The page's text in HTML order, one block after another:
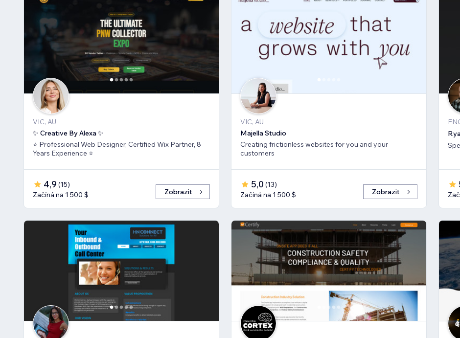
VIC, AU
✨ Creative By Alexa ✨
⭐ Professional Web Designer, Certified Wix Partner, 8
Years Experience ⭐
4,9 (15)
Začíná na 1 500 $
Zobrazit
VIC, AU
Majella Studio
Creating frictionless websites for you and your
customers
5,0 (13)
Začíná na 1 500 $
Zobrazit